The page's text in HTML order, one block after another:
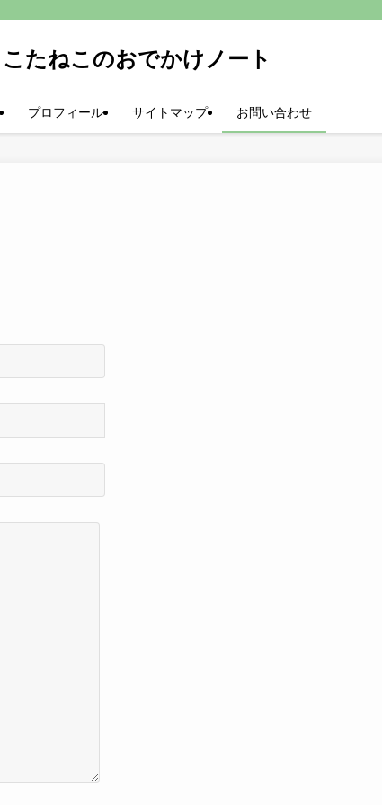
こたねこのおでかけノート
プロフィール サイトマップ お問い合わせ